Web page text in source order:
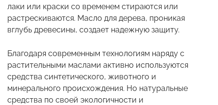
лаки или краски со временем стираются или
растрескиваются. Масло для дерева, проникая
вглубь древесины, создает надежную защиту.
Благодаря современным технологиям наряду с
растительными маслами активно используются
средства синтетического, животного и
минерального происхождения. Но натуральные
средства по своей экологичности и